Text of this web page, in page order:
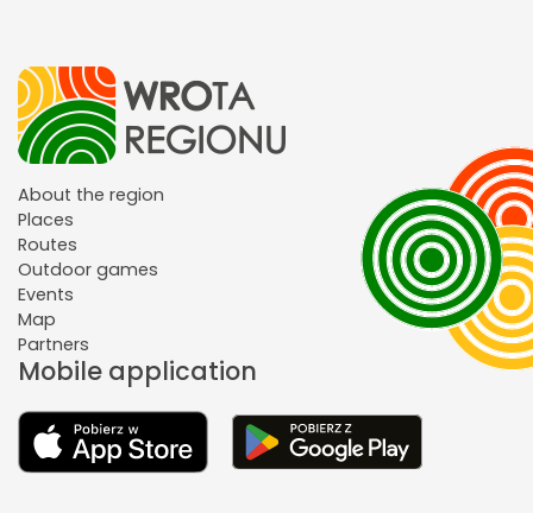
About the region
Places
Routes
Outdoor games
Events
Map
Partners
Mobile application